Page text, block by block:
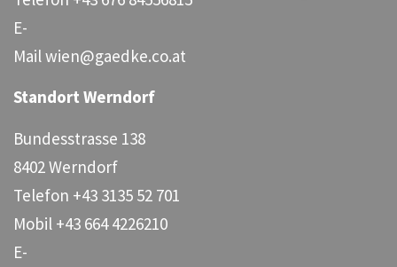
E-
Mailwien@gaedke.co.at
Standort Werndorf
Bundesstrasse 138
8402 Werndorf
Telefon +43 3135 52 701
Mobil +43 664 4226210
E-